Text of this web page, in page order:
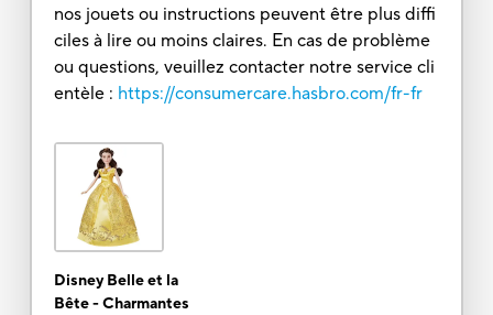
nos jouets ou instructions peuvent être plus diffi
ciles à lire ou moins claires. En cas de problème
ou questions, veuillez contacter notre service cli
entèle : https://consumercare.hasbro.com/fr-fr
Disney Belle et la
Bête - Charmantes